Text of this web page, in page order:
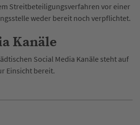
Streitbeteiligungsverfahren vor einer
weder bereit noch verpflichtet.
Kanäle
Social Media Kanäle steht auf
Einsicht bereit.